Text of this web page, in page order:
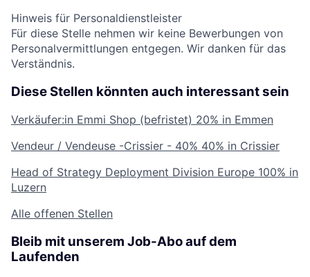
Hinweis für Personaldienstleister
Für diese Stelle nehmen wir keine Bewerbungen von
Personalvermittlungen entgegen. Wir danken für das
Verständnis.
Diese Stellen könnten auch interessant sein
Verkäufer:in Emmi Shop (befristet) 20% in Emmen
Vendeur / Vendeuse -Crissier - 40% 40% in Crissier
Head of Strategy Deployment Division Europe 100% in
Luzern
Alle offenen Stellen
Bleib mit unserem Job-Abo auf dem
Laufenden